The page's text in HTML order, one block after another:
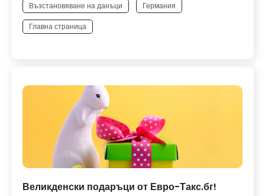
Възстановяване на данъци Германия
Главна страница
Великденски подаръци от Евро-Такс.бг!